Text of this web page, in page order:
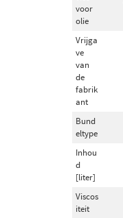
voor
olie
Vrijga
ve
van
de
fabrik
ant
Bund
eltype
Inhou
d
[liter]
Viscos
iteit